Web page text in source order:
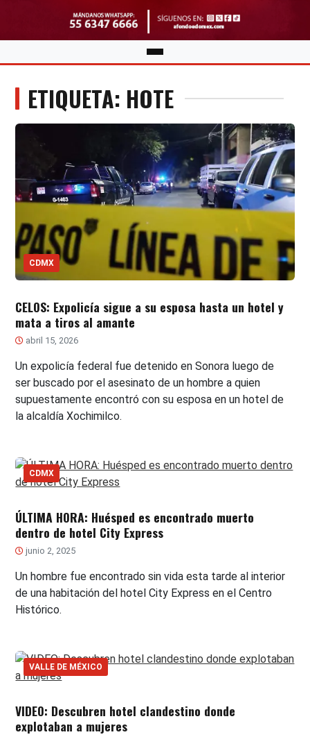
ETIQUETA: HOTE
CDMX
CELOS: Expolicía sigue a su esposa hasta un hotel y
mata a tiros al amante
abril 15, 2026
Un expolicía federal fue detenido en Sonora luego de
ser buscado por el asesinato de un hombre a quien
supuestamente encontró con su esposa en un hotel de
la alcaldía Xochimilco.
CDMX
ÚLTIMA HORA: Huésped es encontrado muerto
dentro de hotel City Express
junio 2, 2025
Un hombre fue encontrado sin vida esta tarde al interior
de una habitación del hotel City Express en el Centro
Histórico.
VALLE DE MÉXICO
VIDEO: Descubren hotel clandestino donde
explotaban a mujeres